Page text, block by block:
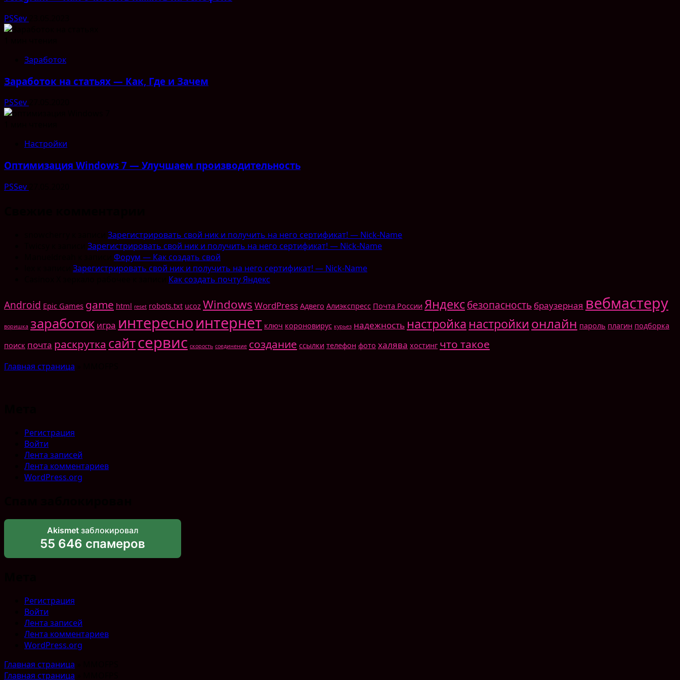
PSSev
Заработок
Заработок на статьях — Как, Где и Зачем
PSSev
Настройки
Оптимизация Windows 7 — Улучшаем производительность
PSSev
Зарегистрировать свой ник и получить на него сертификат! — Nick-Name
Зарегистрировать свой ник и получить на него сертификат! — Nick-Name
Форум — Как создать свой
Зарегистрировать свой ник и получить на него сертификат! — Nick-Name
Как создать почту Яндекс
Android Epic Games game html reset robots.txt ucoz Windows WordPress Адвего Алиэкспресс Почта России Яндексбезопасность браузерная вебмастеру
воришка заработок игра интересноинтернет ключ короновирус курьез надежность настройка настройки онлайн пароль плагин подборка
поиск почта раскрутка сайтсервис скорость соединение создание ссылки телефон фото халява хостинг что такое
Главная страница
Регистрация
Войти
Лента записей
Лента комментариев
WordPress.org
Akismetзаблокировал
55 646 спамеров
Регистрация
Войти
Лента записей
Лента комментариев
WordPress.org
Главная страница
Главная страница